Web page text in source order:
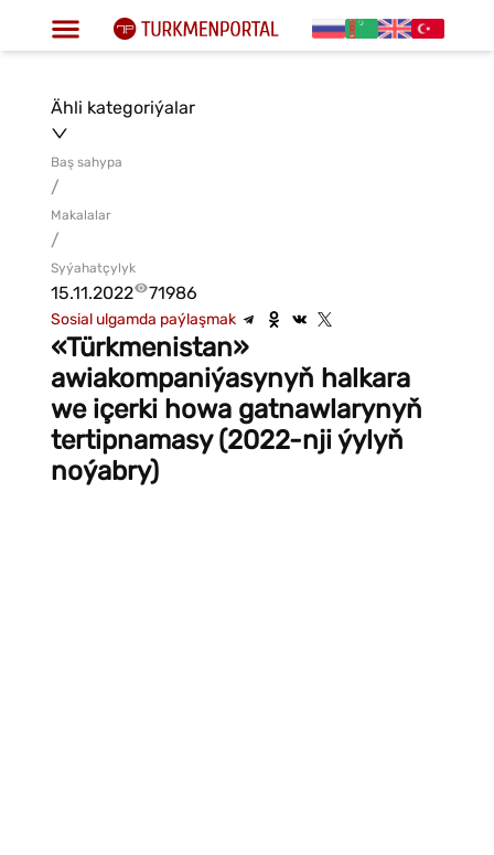
Ähli kategoriýalar
Baş sahypa
/
Makalalar
/
Syýahatçylyk
15.11.2022 71986
Sosial ulgamda paýlaşmak
«Türkmenistan»
awiakompaniýasynyň halkara
we içerki howa gatnawlarynyň
tertipnamasy (2022-nji ýylyň
noýabry)